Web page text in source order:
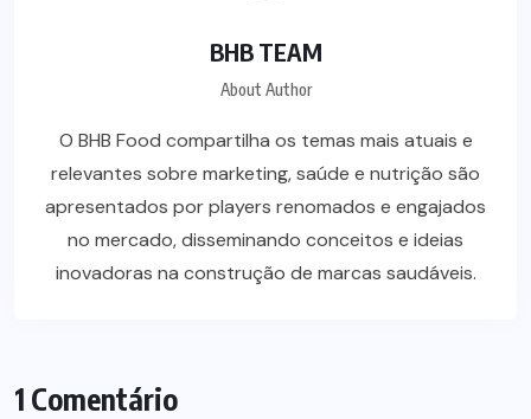
BHB TEAM
About Author
O BHB Food compartilha os temas mais atuais e
relevantes sobre marketing, saúde e nutrição são
apresentados por players renomados e engajados
no mercado, disseminando conceitos e ideias
inovadoras na construção de marcas saudáveis.
1 Comentário